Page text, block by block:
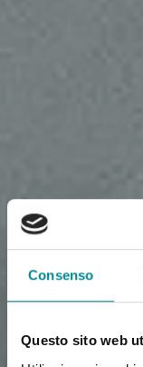
Consenso
Questo sito web